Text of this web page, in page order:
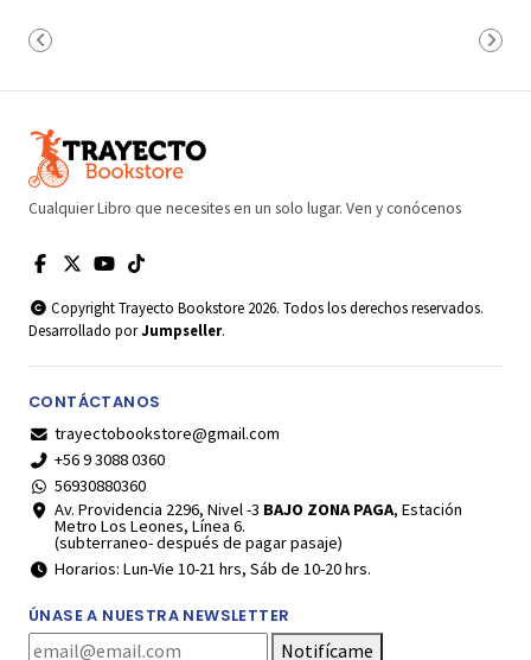
Cualquier Libro que necesites en un solo lugar. Ven y conócenos
Copyright Trayecto Bookstore 2026. Todos los derechos reservados.
Desarrollado porJumpseller.
CONTÁCTANOS
trayectobookstore@gmail.com
+56 9 3088 0360
56930880360
Av. Providencia 2296, Nivel -3 BAJO ZONA PAGA, Estación
Metro Los Leones, Línea 6.
(subterraneo- después de pagar pasaje)
Horarios: Lun-Vie 10-21 hrs, Sáb de 10-20 hrs.
ÚNASE A NUESTRA NEWSLETTER
Notifícame